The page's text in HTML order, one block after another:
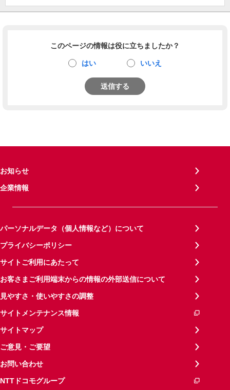
このページの情報は役に立ちましたか？
はい いいえ
送信する
お知らせ
企業情報
パーソナルデータ（個人情報など）について
プライバシーポリシー
サイトご利用にあたって
お客さまご利用端末からの情報の外部送信について
見やすさ・使いやすさの調整
サイトメンテナンス情報
サイトマップ
ご意見・ご要望
お問い合わせ
NTTドコモグループ